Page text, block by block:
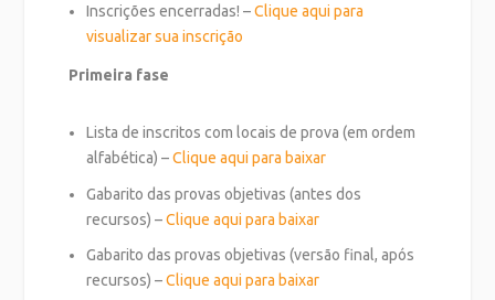
Inscrições encerradas! –Clique aqui para
visualizar sua inscrição
Primeira fase
Lista de inscritos com locais de prova (em ordem
alfabética) –Clique aqui para baixar
Gabarito das provas objetivas (antes dos
recursos) –Clique aqui para baixar
Gabarito das provas objetivas (versão final, após
recursos) –Clique aqui para baixar